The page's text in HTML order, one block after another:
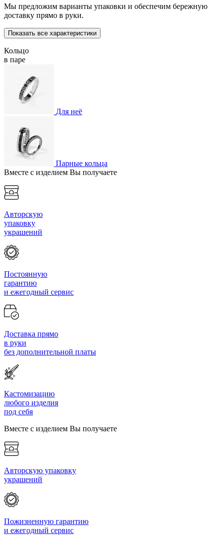
Мы предложим варианты упаковки и обеспечим бережную
доставку прямо в руки.
Показать все характеристики
Кольцо
в паре
Для неё
Парные кольца
Вместе с изделием Вы получаете
Авторскую
упаковку
украшений
Постоянную
гарантию
и ежегодный сервис
Доставка прямо
в руки
без дополнительной платы
Кастомизацию
любого изделия
под себя
Вместе с изделием Вы получаете
Авторскую упаковку
украшений
Пожизненную гарантию
и ежегодный сервис